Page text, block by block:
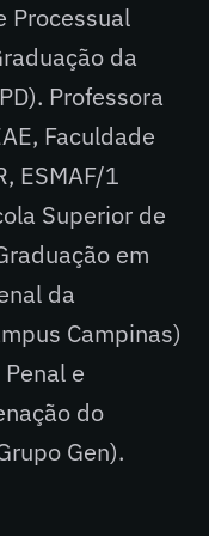
Processual
da
Professora
Faculdade
ESMAF/1
Superior de
em
da
Campinas)
e
do
Gen).